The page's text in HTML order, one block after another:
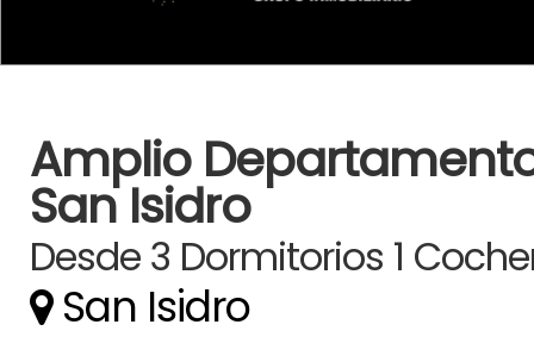
Amplio
San Isidro
Desde 3 Dormitorios 1
San Isidro